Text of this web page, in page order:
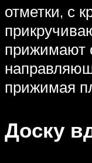
отметки, с
прижимают
прижимая
Доску